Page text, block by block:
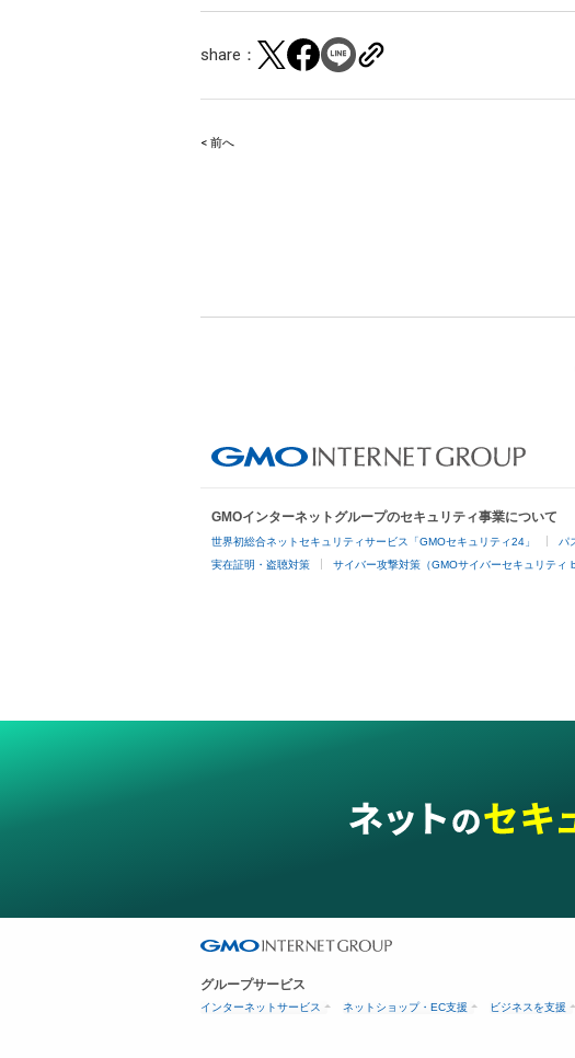
share：
Post
< 前へ
GMOインターネットグループのセキュリティ事業について
世界初総合ネットセキュリティサービス「GMOセキュリティ24」 パ
実在証明・盗聴対策 サイバー攻撃対策（GMOサイバーセキュリティ
グループサービス
インターネットサービス ネットショップ・EC支援 ビジネスを支援